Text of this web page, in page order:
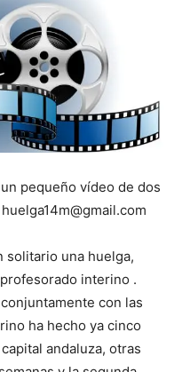
pequeño vídeo de dos
solitario una huelga,
interino .
con las
ha hecho ya cinco
andaluza, otras